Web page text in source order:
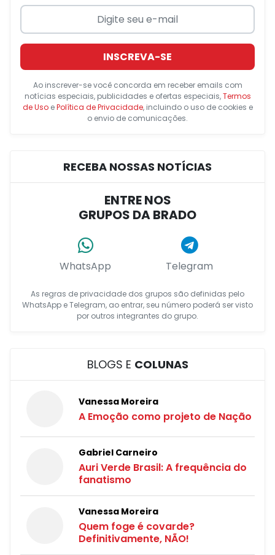
INSCREVA-SE
Ao inscrever-se você concorda em receber emails com
notícias especiais, publicidades e ofertas especiais,Termos
de UsoePolítica de Privacidade, incluindo o uso de cookies e
o envio de comunicações.
RECEBA NOSSAS NOTÍCIAS
ENTRE NOS
GRUPOS DA BRADO
WhatsApp Telegram
As regras de privacidade dos grupos são definidas pelo
WhatsApp e Telegram, ao entrar, seu número poderá ser visto
por outros integrantes do grupo.
BLOGS E COLUNAS
Vanessa Moreira
A Emoção como projeto de Nação
Gabriel Carneiro
Auri Verde Brasil: A frequência do
fanatismo
Vanessa Moreira
Quem foge é covarde?
Definitivamente, NÃO!